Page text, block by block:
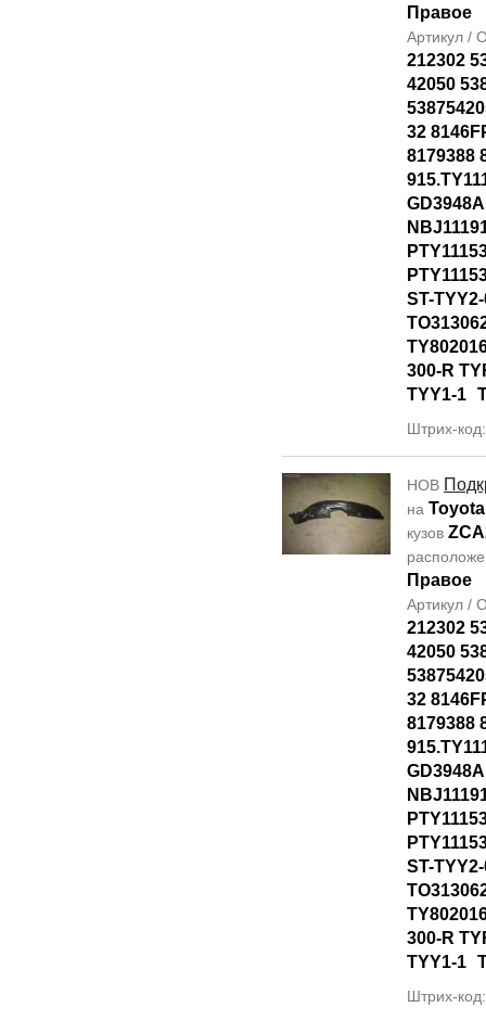
Правое
Артикул /
212302
42050
32
8179388
ST-
300-R
TYY1-1
Штрих-
НОВ
на
кузов
Правое
Артикул /
212302
42050
32
8179388
ST-
300-R
TYY1-1
Штрих-